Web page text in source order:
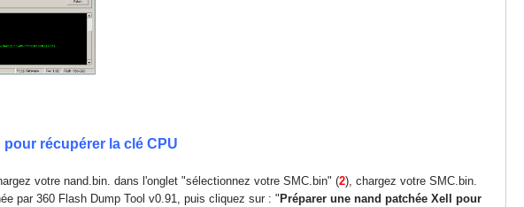
récupérer la clé CPU
votre nand.bin. dans l'onglet "sélectionnez votre SMC.bin" (2), chargez votre SMC.bin.
par 360 Flash Dump Tool v0.91, puis cliquez sur : " Préparer une nand patchée Xell pour